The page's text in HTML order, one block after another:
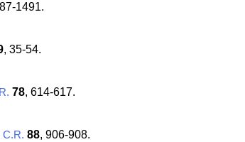
1491.
, 35-54.
78, 614-617.
C.R. 88, 906-908.